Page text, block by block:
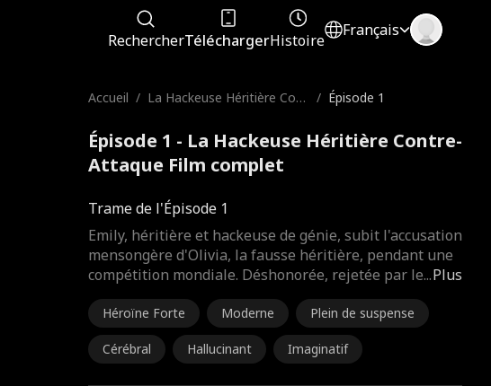
RechercherTéléchargerHistoire
Français
Accueil / La Hackeuse Héritière Cont
/ Épisode 1
Épisode 1 - La Hackeuse Héritière Contre-
Attaque Film complet
Trame de l'Épisode 1
Plus
Emily, héritière et hackeuse de génie, subit l'accusation
mensongère d'Olivia, la fausse héritière, pendant une
compétition mondiale. Déshonorée, rejetée par le...
Héroïne Forte Moderne Plein de suspense
Cérébral Hallucinant Imaginatif